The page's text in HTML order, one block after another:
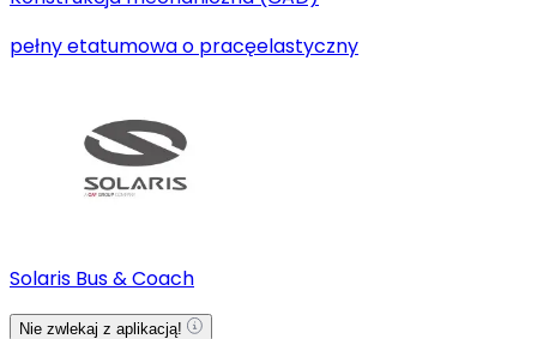
pełny etatumowa o pracęelastyczny
Solaris Bus & Coach
Nie zwlekaj z aplikacją!